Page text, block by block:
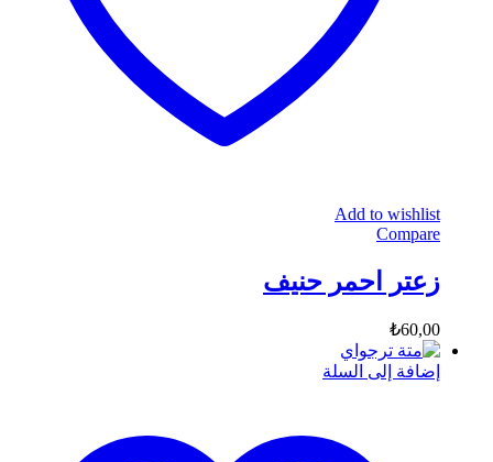
Add to wishlist
Compare
زعتر احمر حنيف
₺60,00
إضافة إلى السلة